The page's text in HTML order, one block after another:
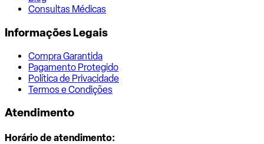
Consultas Médicas
Informações Legais
Compra Garantida
Pagamento Protegido
Política de Privacidade
Termos e Condições
Atendimento
Horário de atendimento: